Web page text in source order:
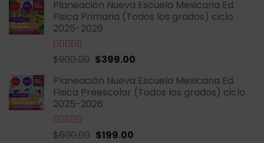
original
era:
$600.00.
actual
es:
Planeación Nueva Escuela Mexicana Ed.
Fisica Primaria (Todos los grados) ciclo
2025-2026
Valorado
5
$900.00 El
original
era:
$900.00.
$399.00El
actual
es:
Planeación Nueva Escuela Mexicana Ed.
Fisica Preescolar (Todos los grados) ciclo
2025-2026
Valorado
$600.00 El
$199.00El